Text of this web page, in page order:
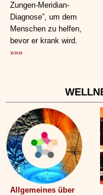
Zungen-Meridian-
Diagnose”, um dem
Menschen zu helfen,
bevor er krank wird.
»»»
Allgemeines über